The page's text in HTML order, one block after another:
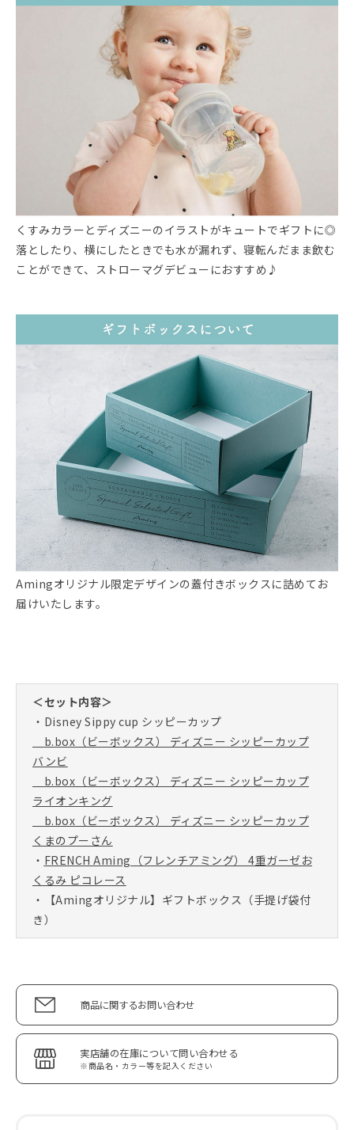
くすみカラーとディズニーのイラストがキュートでギフトに◎
落としたり、横にしたときでも水が漏れず、寝転んだまま飲む
ことができて、ストローマグデビューにおすすめ♪
Amingオリジナル限定デザインの蓋付きボックスに詰めてお
届けいたします。
＜セット内容＞
・Disney Sippy cup シッピーカップ
b.box（ビーボックス） ディズニー シッピーカップ
バンビ
b.box（ビーボックス） ディズニー シッピーカップ
ライオンキング
b.box（ビーボックス） ディズニー シッピーカップ
くまのプーさん
・ FRENCH Aming（フレンチアミング） 4重ガーゼお
くるみ ピコレース
・【Amingオリジナル】ギフトボックス（手提げ袋付
き）
商品に関するお問い合わせ
実店舗の在庫について問い合わせる
※商品名・カラー等を記入ください